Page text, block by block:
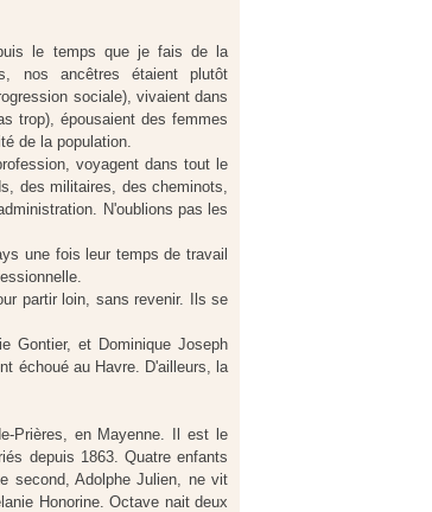
le temps que je fais de la
nos ancêtres étaient plutôt
sociale), vivaient dans
trop), épousaient des femmes
de la population.
voyagent dans tout le
des militaires, des cheminots,
N'oublions pas les
une fois leur temps de travail
partir loin, sans revenir. Ils se
Gontier, et Dominique Joseph
échoué au Havre. D'ailleurs, la
Prières, en Mayenne. Il est le
depuis 1863. Quatre enfants
second, Adolphe Julien, ne vit
Honorine. Octave nait deux